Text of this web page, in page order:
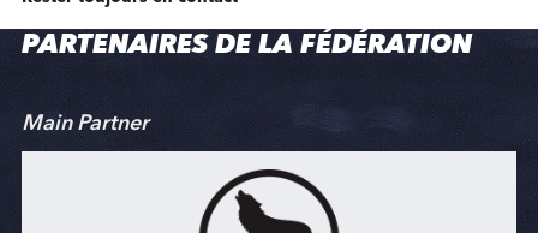
PARTENAIRES DE LA FÉDÉRATION
Main Partner